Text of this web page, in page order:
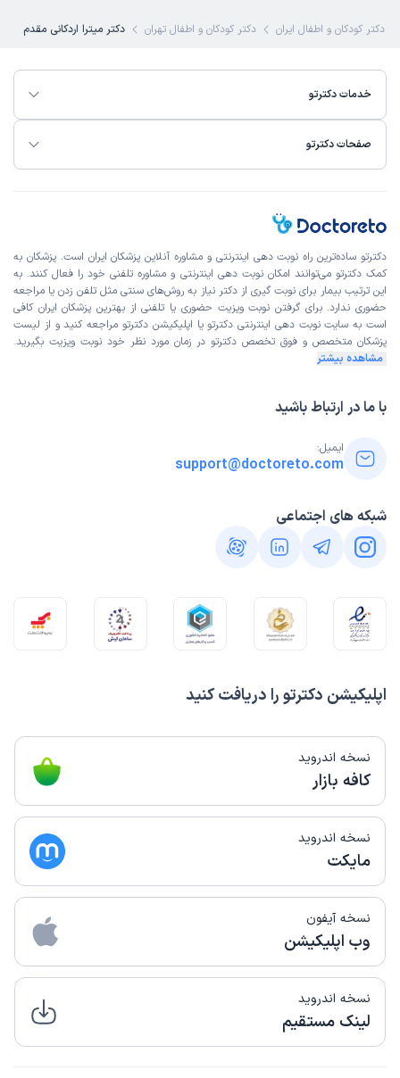
دکتر کودکان و اطفال ایران دکتر کودکان و اطفال تهران دکتر میترا اردکانی مقدم
خدمات دکترتو
صفحات دکترتو
اپلیکیشن دکترتو را دریافت کنید
نسخه اندروید
کافه بازار
نسخه اندروید
مایکت
نسخه آیفون
وب اپلیکیشن
نسخه اندروید
لینک مستقیم
دکترتو ساده‌ترین راه نوبت‌ دهی اینترنتی و مشاوره آنلاین پزشکان ایران است. پزشکان به
کمک دکترتو می‌توانند امکان نوبت دهی اینترنتی و مشاوره تلفنی خود را فعال کنند. به
این ترتیب بیمار برای نوبت گیری از دکتر نیاز به روش‌های سنتی مثل تلفن زدن یا مراجعه
حضوری ندارد. برای گرفتن نوبت ویزیت حضوری یا تلفنی از بهترین پزشکان ایران کافی
است به سایت نوبت دهی اینترنتی دکترتو یا اپلیکیشن دکترتو مراجعه کنید و از لیست
پزشکان متخصص و فوق تخصص دکترتو در زمان مورد نظر خود نوبت ویزیت بگیرید.
مشاهده بیشتر
با ما در ارتباط باشید
ایمیل:
support@doctoreto.com
شبکه های اجتماعی